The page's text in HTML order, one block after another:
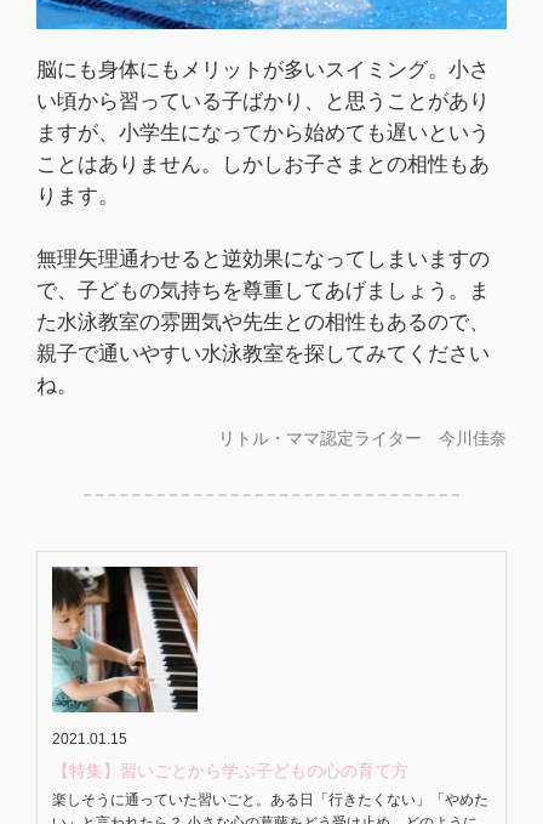
脳にも身体にもメリットが多いスイミング。小さ
い頃から習っている子ばかり、と思うことがあり
ますが、小学生になってから始めても遅いという
ことはありません。しかしお子さまとの相性もあ
ります。
無理矢理通わせると逆効果になってしまいますの
で、子どもの気持ちを尊重してあげましょう。ま
た水泳教室の雰囲気や先生との相性もあるので、
親子で通いやすい水泳教室を探してみてください
ね。
リトル・ママ認定ライター 今川佳奈
2021.01.15
【特集】習いごとから学ぶ子どもの心の育て方
楽しそうに通っていた習いごと。ある日「行きたくない」「やめた